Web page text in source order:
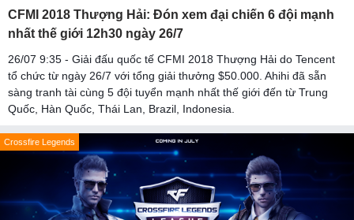
CFMI 2018 Thượng Hải: Đón xem đại chiến 6 đội mạnh
nhất thế giới 12h30 ngày 26/7
26/07 9:35 - Giải đấu quốc tế CFMI 2018 Thượng Hải do Tencent
tổ chức từ ngày 26/7 với tổng giải thưởng $50.000. Ahihi đã sẵn
sàng tranh tài cùng 5 đội tuyển mạnh nhất thế giới đến từ Trung
Quốc, Hàn Quốc, Thái Lan, Brazil, Indonesia.
Crossfire Legends